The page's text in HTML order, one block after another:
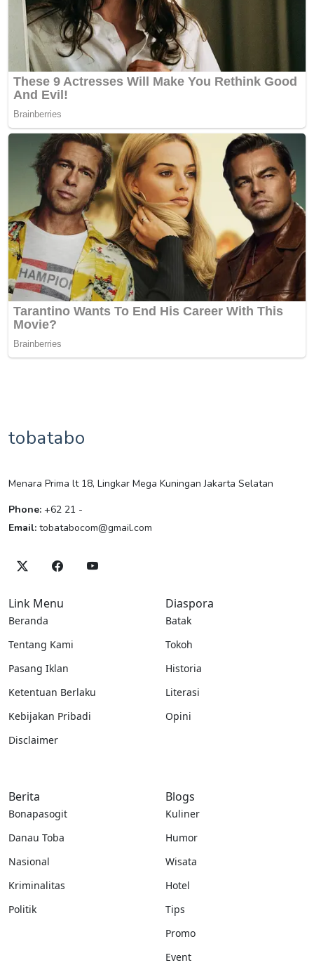
tobatabo
Menara Prima lt 18, Lingkar Mega Kuningan Jakarta Selatan
Phone: +62 21 -
Email: tobatabocom@gmail.com
Link Menu
Beranda
Tentang Kami
Pasang Iklan
Ketentuan Berlaku
Kebijakan Pribadi
Disclaimer
Diaspora
Batak
Tokoh
Historia
Literasi
Opini
Berita
Bonapasogit
Danau Toba
Nasional
Kriminalitas
Politik
Blogs
Kuliner
Humor
Wisata
Hotel
Tips
Promo
Event